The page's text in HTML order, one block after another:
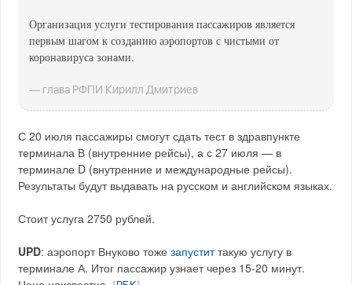
Организация услуги тестирования пассажиров является
первым шагом к созданию аэропортов с чистыми от
коронавируса зонами.
— глава РФПИ Кирилл Дмитриев
С 20 июля пассажиры смогут сдать тест в здравпункте
терминала В (внутренние рейсы), а с 27 июля — в
терминале D (внутренние и международные рейсы).
Результаты будут выдавать на русском и английском языках.
Стоит услуга 2750 рублей.
UPD: аэропорт Внуково тожезапуститтакую услугу в
терминале А. Итог пассажир узнает через 15-20 минут.